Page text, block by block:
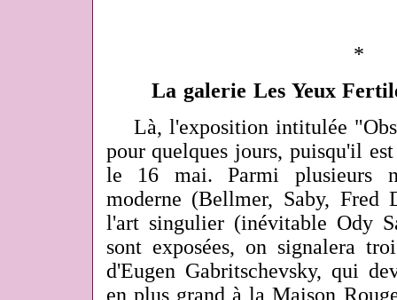
*
La galerie Les Yeux
Là, l'exposition intitulée
pour quelques jours, puisqu'il
le 16 mai. Parmi plusieurs
moderne (Bellmer, Saby,
l'art singulier (inévitable Ody
sont exposées, on signalera
d'Eugen Gabritschevsky, qui
en plus grand à la Maison